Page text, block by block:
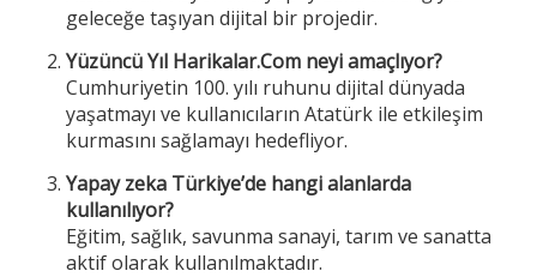
geleceğe taşıyan dijital bir projedir.
Yüzüncü Yıl Harikalar.Com neyi amaçlıyor?
Cumhuriyetin 100. yılı ruhunu dijital dünyada
yaşatmayı ve kullanıcıların Atatürk ile etkileşim
kurmasını sağlamayı hedefliyor.
Yapay zeka Türkiye’de hangi alanlarda
kullanılıyor?
Eğitim, sağlık, savunma sanayi, tarım ve sanatta
aktif olarak kullanılmaktadır.